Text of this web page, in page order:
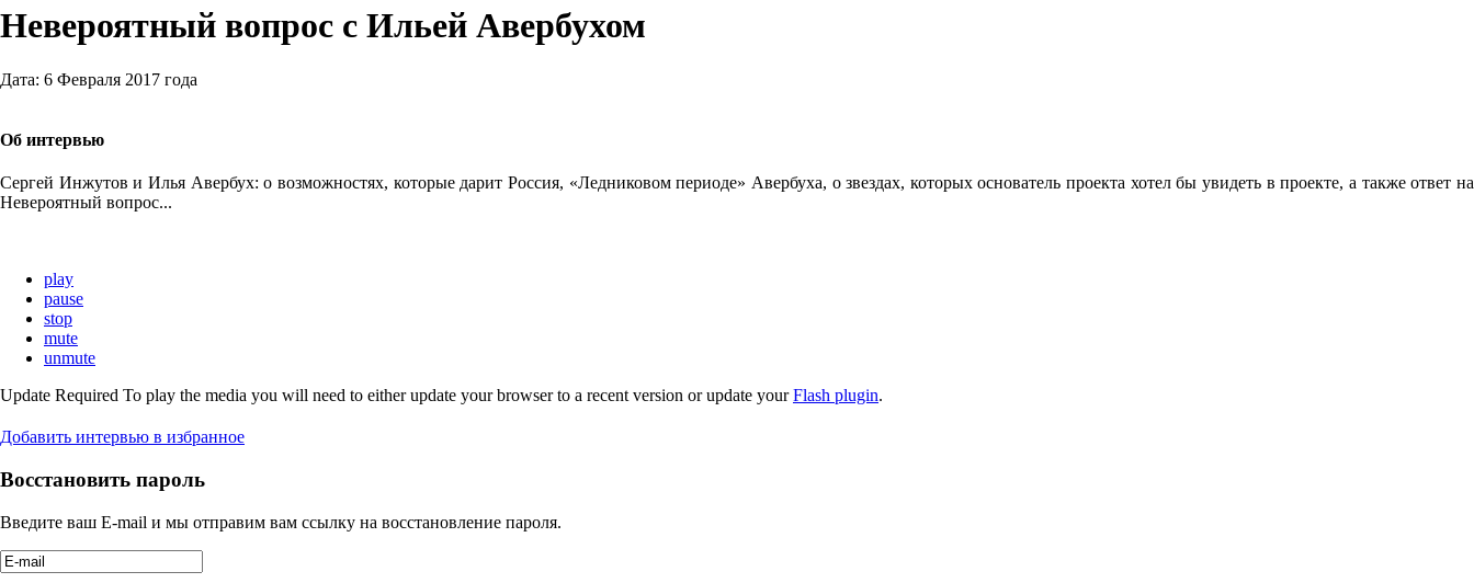
Невероятный вопрос с Ильей Авербухом
Дата: 6 Февраля 2017 года
Об интервью
Сергей Инжутов и Илья Авербух: о возможностях, которые дарит Россия, «Ледниковом периоде» Авербуха, о звездах, которых основатель проекта хотел бы увидеть в проекте, а также ответ на
Невероятный вопрос...
play
pause
stop
mute
unmute
Update Required To play the media you will need to either update your browser to a recent version or update yourFlash plugin.
Добавить интервью в избранное
Восстановить пароль
Введите ваш E-mail и мы отправим вам ссылку на восстановление пароля.